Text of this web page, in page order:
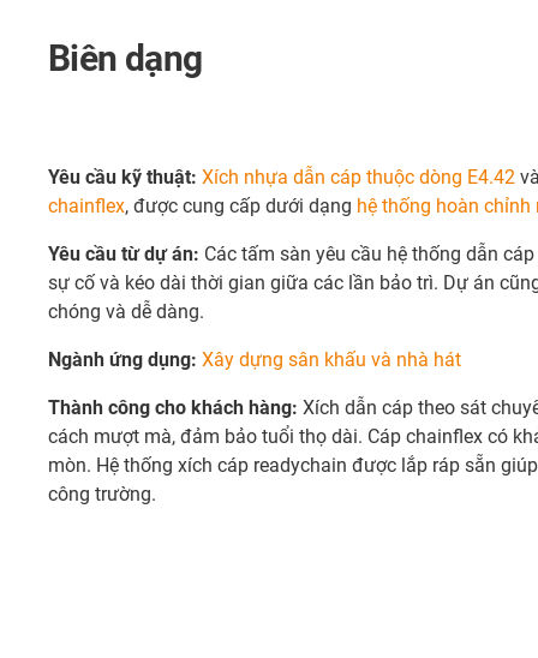
Biên dạng
Yêu cầu kỹ thuật: Xích nhựa dẫn cáp thuộc dòng E4.42
chainflex, được cung cấp dưới dạng hệ thống hoàn
Yêu cầu từ dự án: Các tấm sàn yêu cầu hệ thống dẫn
sự cố và kéo dài thời gian giữa các lần bảo trì. Dự án
chóng và dễ dàng.
Ngành ứng dụng: Xây dựng sân khấu và nhà hát
Thành công cho khách hàng: Xích dẫn cáp theo sát
cách mượt mà, đảm bảo tuổi thọ dài. Cáp chainflex có
mòn. Hệ thống xích cáp readychain được lắp ráp sẵn
công trường.